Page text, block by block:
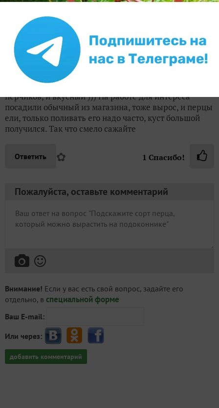
Ответить ✿
elcova8
Тамара Попова
Стерлитамак
14 сентября 2016, 13:56
Дома на балконе тоже Кузю выращивала. И много
перчиков, и вкусный ))) На работе для интереса
посадили обычный из магазина, тоже вырос, и перцы
ели, только поливать его надо часто, куст большой
получился. Так что смело сажайте
Ответить ✿ 1 Спасибо!
Пожалуйста, оставьте комментарий
Внимание! Если у вас есть свой вопрос, задайте его
отдельно, в специальной форме
Ваш E-mail:
Или через:
добавить комментарий